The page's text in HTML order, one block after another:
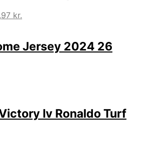
kr..
kr.
er:
473,97 kr..
Jersey 2024 26
Iv Ronaldo Turf